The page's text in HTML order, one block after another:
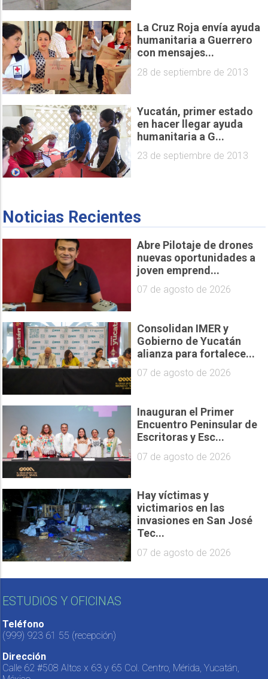
La Cruz Roja envía ayuda
humanitaria a Guerrero
con mensajes...
28 de septiembre de 2013
Yucatán, primer estado
en hacer llegar ayuda
humanitaria a G...
23 de septiembre de 2013
Noticias Recientes
Abre Pilotaje de drones
nuevas oportunidades a
joven emprend...
07 de agosto de 2026
Consolidan IMER y
Gobierno de Yucatán
alianza para fortalece...
07 de agosto de 2026
Inauguran el Primer
Encuentro Peninsular de
Escritoras y Esc...
07 de agosto de 2026
Hay víctimas y
victimarios en las
invasiones en San José
Tec...
07 de agosto de 2026
ESTUDIOS Y OFICINAS
Teléfono
(999) 923 61 55 (recepción)
Dirección
Calle 62 #508 Altos x 63 y 65 Col. Centro, Mérida, Yucatán,